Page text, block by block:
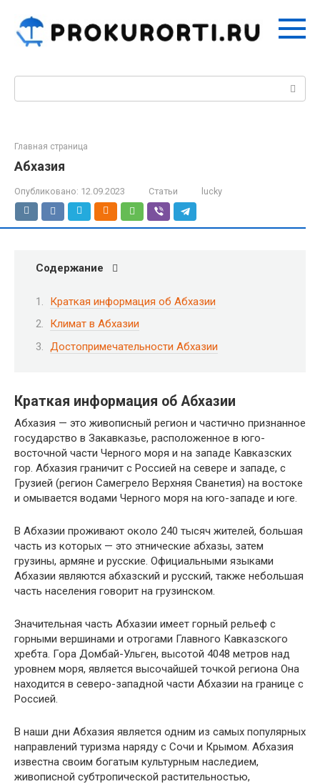
контенту
Поиск:
Главная страница
Абхазия
Опубликовано: 12.09.2023 Статьи lucky
Содержание
Краткая информация об Абхазии
Климат в Абхазии
Достопримечательности Абхазии
Краткая информация об Абхазии
Абхазия — это живописный регион и частично признанное
государство в Закавказье, расположенное в юго-
восточной части Черного моря и на западе Кавказских
гор. Абхазия граничит с Россией на севере и западе, с
Грузией (регион Самегрело Верхняя Сванетия) на востоке
и омывается водами Черного моря на юго-западе и юге.
В Абхазии проживают около 240 тысяч жителей, большая
часть из которых — это этнические абхазы, затем
грузины, армяне и русские. Официальными языками
Абхазии являются абхазский и русский, также небольшая
часть населения говорит на грузинском.
Значительная часть Абхазии имеет горный рельеф с
горными вершинами и отрогами Главного Кавказского
хребта. Гора Домбай-Ульген, высотой 4048 метров над
уровнем моря, является высочайшей точкой региона Она
находится в северо-западной части Абхазии на границе с
Россией.
В наши дни Абхазия является одним из самых популярных
направлений туризма наряду с Сочи и Крымом. Абхазия
известна своим богатым культурным наследием,
живописной субтропической растительностью,